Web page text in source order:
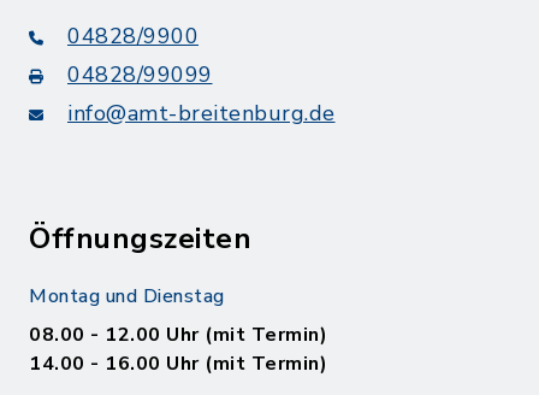
04828/9900
04828/99099
info@amt-breitenburg.de
Öffnungszeiten
Montag und Dienstag
08.00 - 12.00 Uhr (mit Termin)
14.00 - 16.00 Uhr (mit Termin)